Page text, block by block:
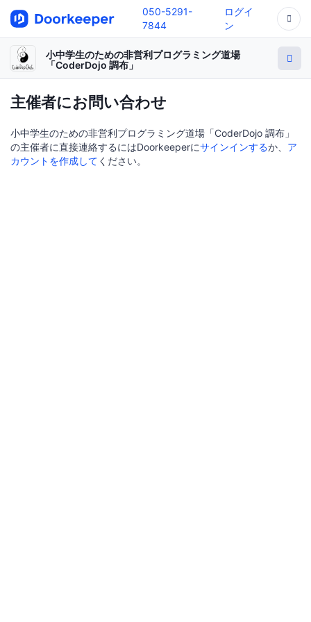
050-5291-
7844
ログイ
ン
小中学生のための非営利プログラミング道場
「CoderDojo 調布」
主催者にお問い合わせ
小中学生のための非営利プログラミング道場「CoderDojo 調布」
の主催者に直接連絡するにはDoorkeeperにサインインするか、 ア
カウントを作成して ください。